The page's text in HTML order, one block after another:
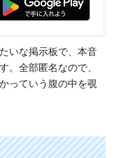
いな掲示板で、本音
。全部匿名なので、
っていう腹の中を覗